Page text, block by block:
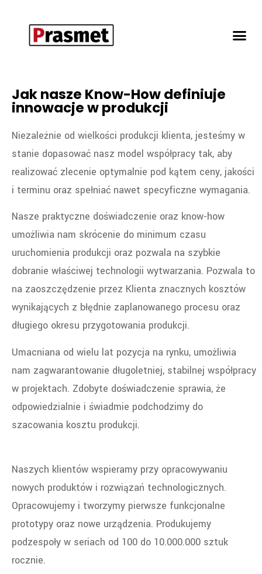
Jak nasze Know-How definiuje
innowacje w produkcji
Niezależnie od wielkości produkcji klienta, jesteśmy w
stanie dopasować nasz model współpracy tak, aby
realizować zlecenie optymalnie pod kątem ceny, jakości
i terminu oraz spełniać nawet specyficzne wymagania.
Nasze praktyczne doświadczenie oraz know-how
umożliwia nam skrócenie do minimum czasu
uruchomienia produkcji oraz pozwala na szybkie
dobranie właściwej technologii wytwarzania. Pozwala to
na zaoszczędzenie przez Klienta znacznych kosztów
wynikających z błędnie zaplanowanego procesu oraz
długiego okresu przygotowania produkcji.
Umacniana od wielu lat pozycja na rynku, umożliwia
nam zagwarantowanie długoletniej, stabilnej współpracy
w projektach. Zdobyte doświadczenie sprawia, że
odpowiedzialnie i świadmie podchodzimy do
szacowania kosztu produkcji.
Naszych klientów wspieramy przy opracowywaniu
nowych produktów i rozwiązań technologicznych.
Opracowujemy i tworzymy pierwsze funkcjonalne
prototypy oraz nowe urządzenia. Produkujemy
podzespoły w seriach od 100 do 10.000.000 sztuk
rocznie.